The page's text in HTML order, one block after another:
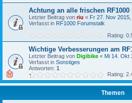
Achtung an alle frischen RF1000
Letzter Beitrag von riu « Fr 27. Nov 2015,
Verfasst in RF1000 Forumstalk
Rating:
Wichtige Verbesserungen am
Letzter Beitrag von Digibike « Mi 14. Okt
Verfasst in Sonstiges
Antworten: 1
Rating:
Themen